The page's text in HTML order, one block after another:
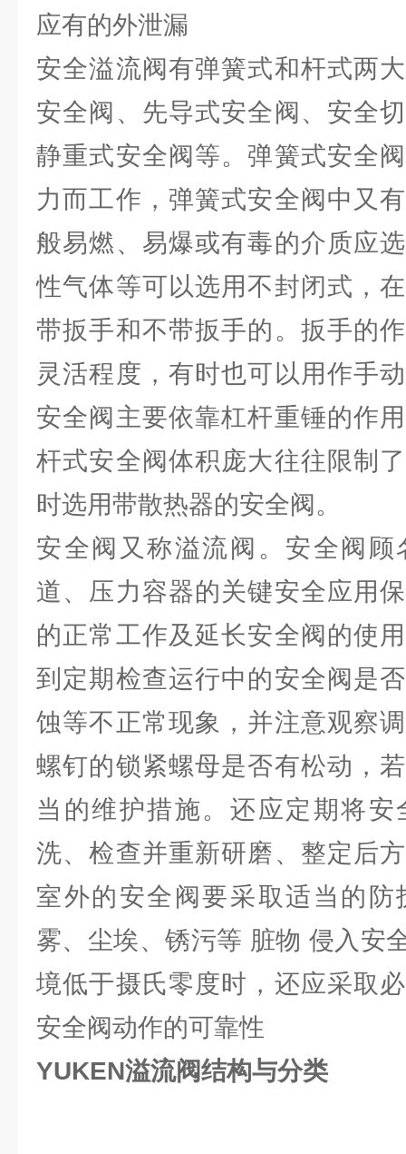
应有的外泄漏
安全溢流阀有弹簧式和杆式两
安全阀、先导式安全阀、安全
静重式安全阀等。弹簧式安全
力而工作，弹簧式安全阀中又
般易燃、易爆或有毒的介质应
性气体等可以选用不封闭式，
带扳手和不带扳手的。扳手的
灵活程度，有时也可以用作手
安全阀主要依靠杠杆重锤的作
杆式安全阀体积庞大往往限制
时选用带散热器的安全阀。
安全阀又称溢流阀。安全阀
道、压力容器的关键安全应用
的正常工作及延长安全阀的使
到定期检查运行中的安全阀是
蚀等不正常现象，并注意观察
螺钉的锁紧螺母是否有松动，
当的维护措施。还应定期将
洗、检查并重新研磨、整定后
室外的安全阀要采取适当的
雾、尘埃、锈污等 脏物 侵入安
境低于摄氏零度时，还应采取
安全阀动作的可靠性
YUKEN溢流阀结构与分类